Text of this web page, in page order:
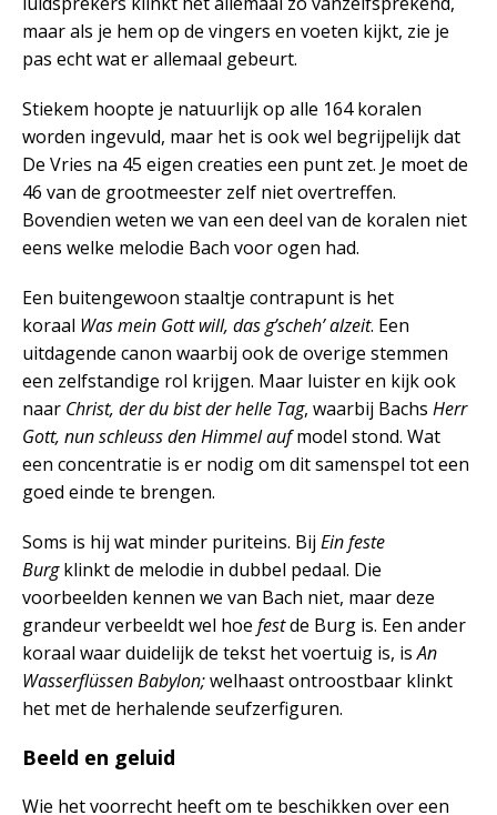
maar als je hem op de vingers en voeten kijkt, zie je
pas echt wat er allemaal gebeurt.
Stiekem hoopte je natuurlijk op alle 164 koralen
worden ingevuld, maar het is ook wel begrijpelijk dat
De Vries na 45 eigen creaties een punt zet. Je moet de
46 van de grootmeester zelf niet overtreffen.
Bovendien weten we van een deel van de koralen niet
eens welke melodie Bach voor ogen had.
Een buitengewoon staaltje contrapunt is het
koraal Was mein Gott will, das g’scheh’ alzeit. Een
uitdagende canon waarbij ook de overige stemmen
een zelfstandige rol krijgen. Maar luister en kijk ook
naar Christ, der du bist der helle Tag, waarbij Bachs Herr
Gott, nun schleuss den Himmel aufmodel stond. Wat
een concentratie is er nodig om dit samenspel tot een
goed einde te brengen.
Soms is hij wat minder puriteins. Bij Ein feste
Burgklinkt de melodie in dubbel pedaal. Die
voorbeelden kennen we van Bach niet, maar deze
grandeur verbeeldt wel hoe festde Burg is. Een ander
koraal waar duidelijk de tekst het voertuig is, isAn
Wasserflüssen Babylon;welhaast ontroostbaar klinkt
het met de herhalende seufzerfiguren.
Beeld en geluid
Wie het voorrecht heeft om te beschikken over een